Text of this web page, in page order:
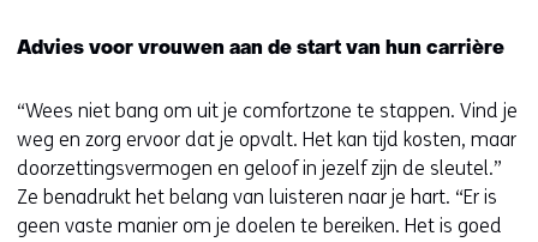
e
w
v
e
n
s
Advies voor vrouwen aan de start van hun carrière
“Wees niet bang om uit je comfortzone te stappen. Vind je
weg en zorg ervoor dat je opvalt. Het kan tijd kosten, maar
doorzettingsvermogen en geloof in jezelf zijn de sleutel.”
Ze benadrukt het belang van luisteren naar je hart. “Er is
geen vaste manier om je doelen te bereiken. Het is goed